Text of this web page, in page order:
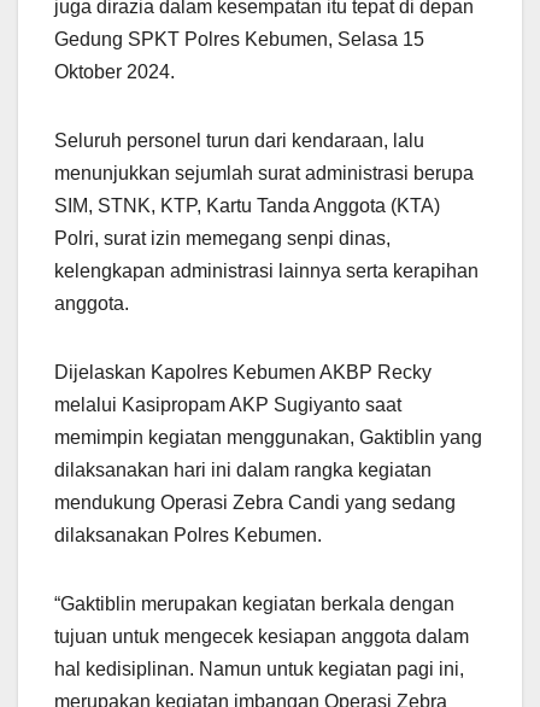
juga dirazia dalam kesempatan itu tepat di depan
Gedung SPKT Polres Kebumen, Selasa 15
Oktober 2024.
Seluruh personel turun dari kendaraan, lalu
menunjukkan sejumlah surat administrasi berupa
SIM, STNK, KTP, Kartu Tanda Anggota (KTA)
Polri, surat izin memegang senpi dinas,
kelengkapan administrasi lainnya serta kerapihan
anggota.
Dijelaskan Kapolres Kebumen AKBP Recky
melalui Kasipropam AKP Sugiyanto saat
memimpin kegiatan menggunakan, Gaktiblin yang
dilaksanakan hari ini dalam rangka kegiatan
mendukung Operasi Zebra Candi yang sedang
dilaksanakan Polres Kebumen.
“Gaktiblin merupakan kegiatan berkala dengan
tujuan untuk mengecek kesiapan anggota dalam
hal kedisiplinan. Namun untuk kegiatan pagi ini,
merupakan kegiatan imbangan Operasi Zebra